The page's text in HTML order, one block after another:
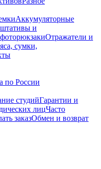
Аккумуляторные
и
Отражатели и
сумки,
по России
студийГарантии и
лицЧасто
заказОбмен и возврат